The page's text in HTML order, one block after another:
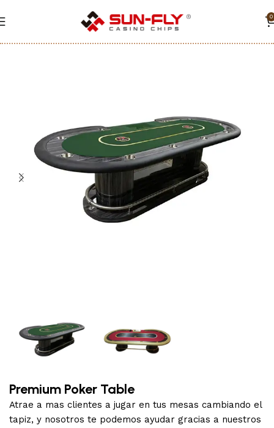
0
Premium Poker Table
Atrae a mas clientes a jugar en tus mesas cambiando el
tapiz, y nosotros te podemos ayudar gracias a nuestros